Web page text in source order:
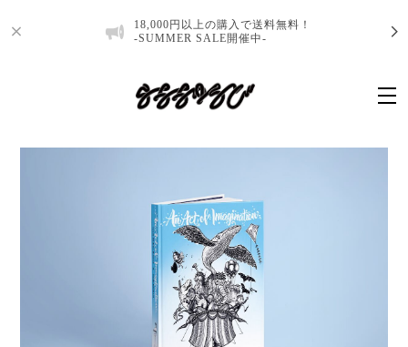
18,000円以上の購入で送料無料！
-SUMMER SALE開催中-